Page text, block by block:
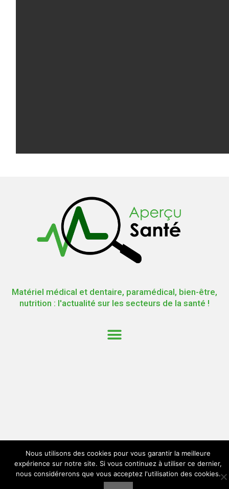
Matériel médical et dentaire, paramédical, bien-être,
nutrition : l'actualité sur les secteurs de la santé !
Nous utilisons des cookies pour vous garantir la meilleure
expérience sur notre site. Si vous continuez à utiliser ce dernier,
nous considérerons que vous acceptez l'utilisation des cookies.